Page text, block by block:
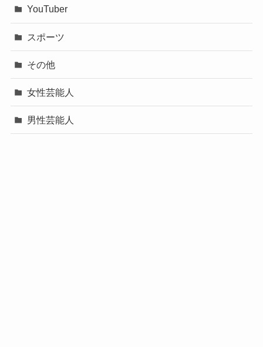
YouTuber
スポーツ
その他
女性芸能人
男性芸能人